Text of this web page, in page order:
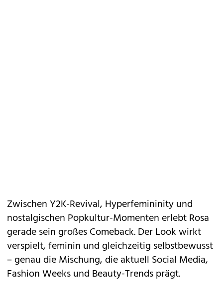
Zwischen Y2K-Revival, Hyperfemininity und
nostalgischen Popkultur-Momenten erlebt Rosa
gerade sein großes Comeback. Der Look wirkt
verspielt, feminin und gleichzeitig selbstbewusst
– genau die Mischung, die aktuell Social Media,
Fashion Weeks und Beauty-Trends prägt.